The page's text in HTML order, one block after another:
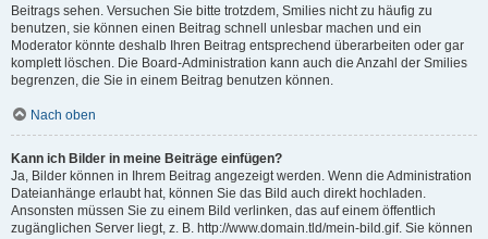
Beitrags sehen. Versuchen Sie bitte trotzdem, Smilies nicht zu häufig zu
benutzen, sie können einen Beitrag schnell unlesbar machen und ein
Moderator könnte deshalb Ihren Beitrag entsprechend überarbeiten oder gar
komplett löschen. Die Board-Administration kann auch die Anzahl der Smilies
begrenzen, die Sie in einem Beitrag benutzen können.
Nach oben
Kann ich Bilder in meine Beiträge einfügen?
Ja, Bilder können in Ihrem Beitrag angezeigt werden. Wenn die Administration
Dateianhänge erlaubt hat, können Sie das Bild auch direkt hochladen.
Ansonsten müssen Sie zu einem Bild verlinken, das auf einem öffentlich
zugänglichen Server liegt, z. B. http://www.domain.tld/mein-bild.gif. Sie können